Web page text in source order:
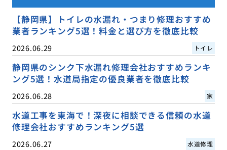
【静岡県】トイレの水漏れ・つまり修理おすすめ
業者ランキング5選！料金と選び方を徹底比較
2026.06.29 トイレ
静岡県のシンク下水漏れ修理会社おすすめランキ
ング5選！水道局指定の優良業者を徹底比較
2026.06.28 家
水道工事を東海で！深夜に相談できる信頼の水道
修理会社おすすめランキング5選
2026.06.27 水道修理